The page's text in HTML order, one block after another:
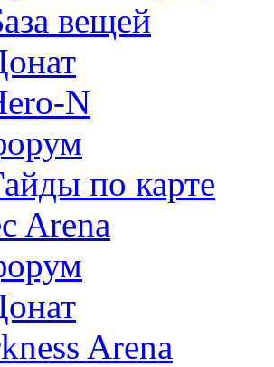
вещей
N
по карте
Arena
Arena